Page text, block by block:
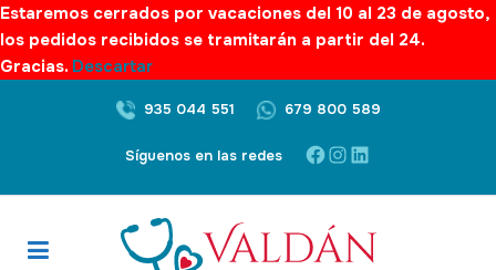
Estaremos cerrados por vacaciones del 10 al 23 de agosto,
los pedidos recibidos se tramitarán a partir del 24.
Gracias. Descartar
935 044 551 679 800 589
Síguenos en las redes Facebook
Instagram
LinkedIn